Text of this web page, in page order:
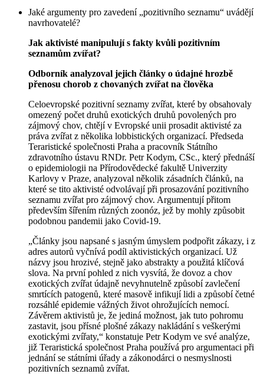
Jaké argumenty pro zavedení „pozitivního seznamu“ uvádějí
navrhovatelé?
Jak aktivisté manipulují s fakty kvůli pozitivním
seznamům zvířat?
Odborník analyzoval jejich články o údajné hrozbě
přenosu chorob z chovaných zvířat na člověka
Celoevropské pozitivní seznamy zvířat, které by obsahovaly
omezený počet druhů exotických druhů povolených pro
zájmový chov, chtějí v Evropské unii prosadit aktivisté za
práva zvířat z několika lobbistických organizací. Předseda
Teraristické společnosti Praha a pracovník Státního
zdravotního ústavu RNDr. Petr Kodym, CSc., který přednáší
o epidemiologii na Přírodovědecké fakultě Univerzity
Karlovy v Praze, analyzoval několik zásadních článků, na
které se tito aktivisté odvolávají při prosazování pozitivního
seznamu zvířat pro zájmový chov. Argumentují přitom
především šířením různých zoonóz, jež by mohly způsobit
podobnou pandemii jako Covid-19.
„Články jsou napsané s jasným úmyslem podpořit zákazy, i z
adres autorů vyčnívá podíl aktivistických organizací. Už
názvy jsou hrozivé, stejně jako abstrakty a použitá klíčová
slova. Na první pohled z nich vysvítá, že dovoz a chov
exotických zvířat údajně nevyhnutelně způsobí zavlečení
smrtících patogenů, které masově infikují lidi a způsobí četné
rozsáhlé epidemie vážných život ohrožujících nemocí.
Závěrem aktivistů je, že jediná možnost, jak tuto pohromu
zastavit, jsou přísné plošné zákazy nakládání s veškerými
exotickými zvířaty,“ konstatuje Petr Kodym ve své analýze,
již Teraristická společnost Praha používá pro argumentaci při
jednání se státními úřady a zákonodárci o nesmyslnosti
pozitivních seznamů zvířat.